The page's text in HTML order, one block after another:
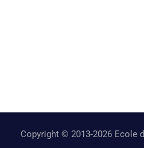
Copyright © 2013-2026 Ecole